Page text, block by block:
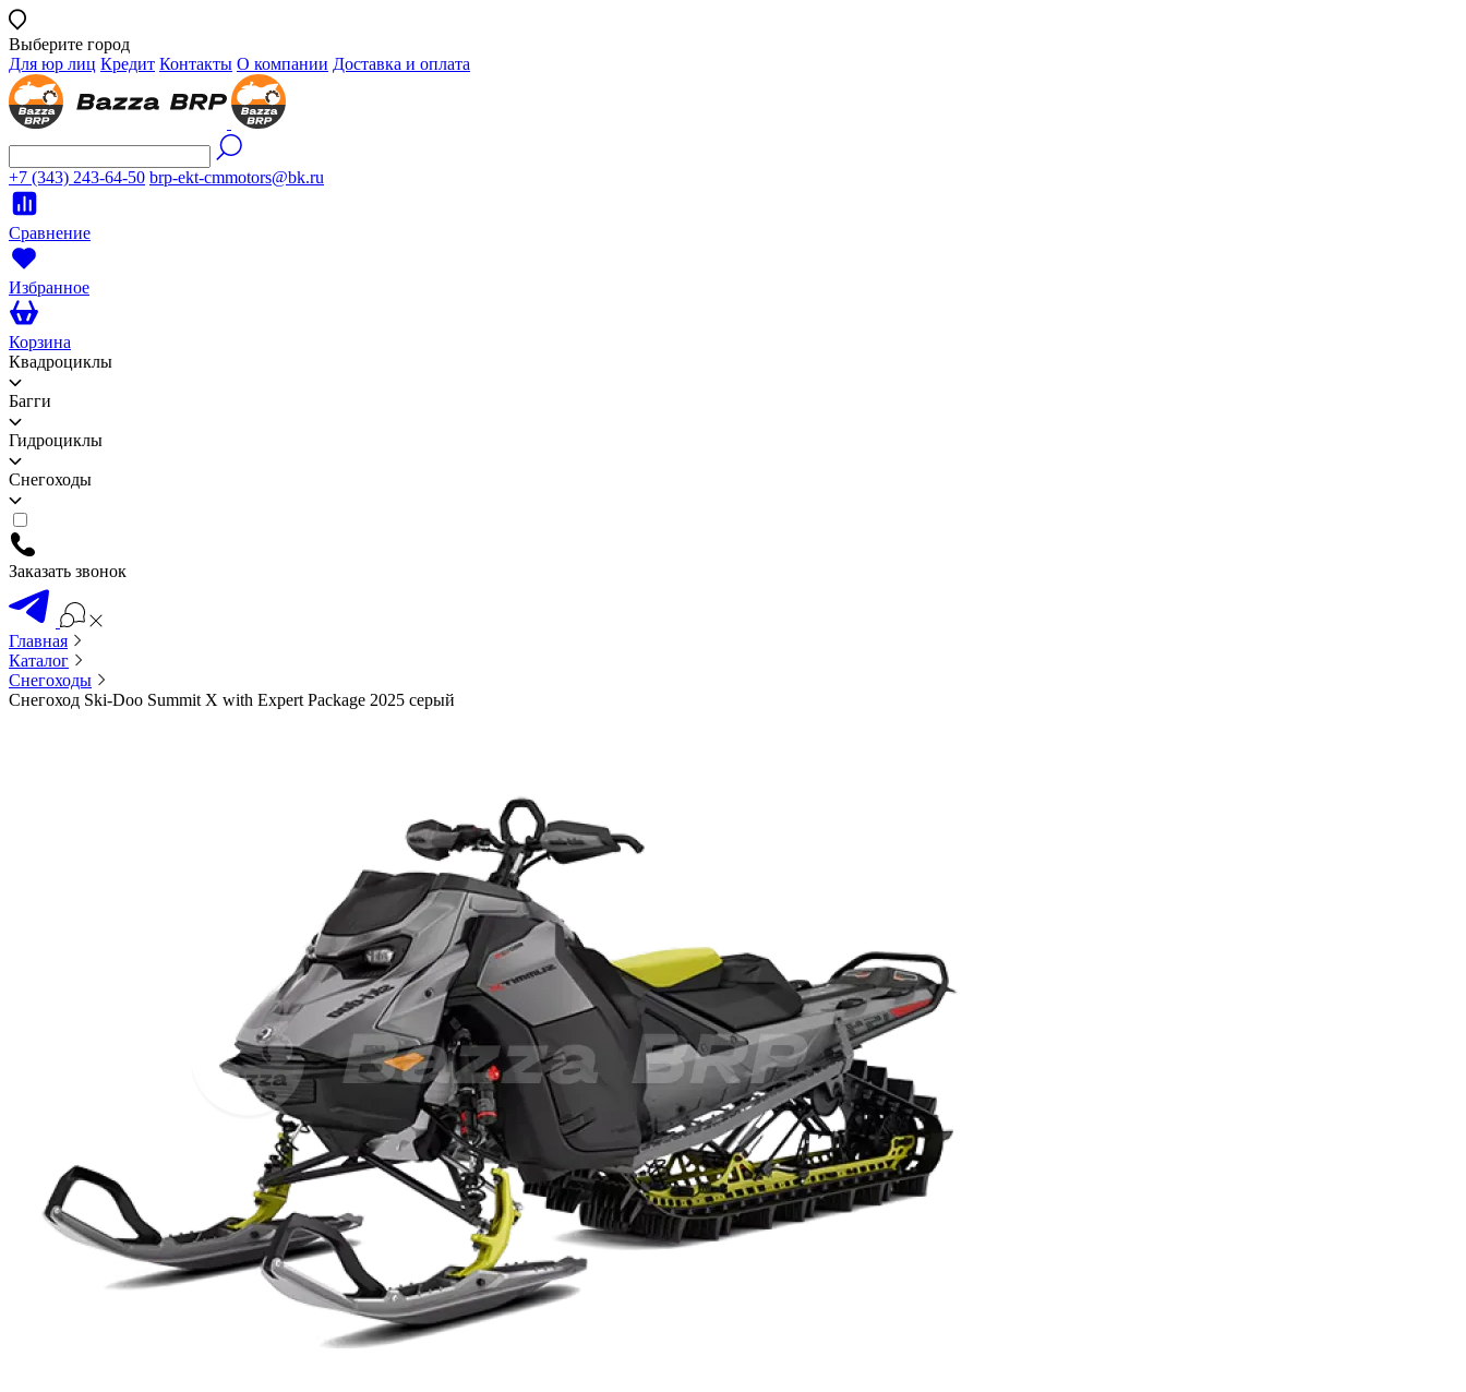
Выберите город
Для юр лиц Кредит Контакты О компании Доставка и оплата
+7 (343) 243-64-50 brp-ekt-cmmotors@bk.ru
Сравнение
Избранное
Корзина
Квадроциклы
Багги
Гидроциклы
Снегоходы
Заказать звонок
Главная
Каталог
Снегоходы
Снегоход Ski-Doo Summit X with Expert Package 2025 серый